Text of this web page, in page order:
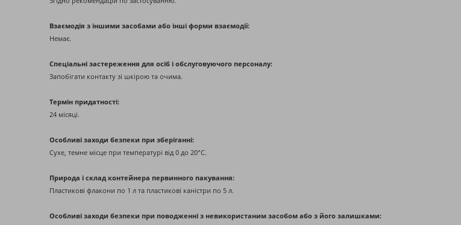
Взаємодія з іншими засобами або інші форми взаємодії:
Немає.
Спеціальні застереження для осіб і обслуговуючого персоналу:
Запобігати контакту зі шкірою та очима.
Термін придатності:
24 місяці.
Особливі заходи безпеки при зберіганні:
Сухе, темне місце при температурі від 0 до 20°С.
Природа і склад контейнера первинного пакування:
Пластикові флакони по 1 л та пластикові каністри по 5 л.
Особливі заходи безпеки при поводженні з невикористаним засобом або з його залишками: